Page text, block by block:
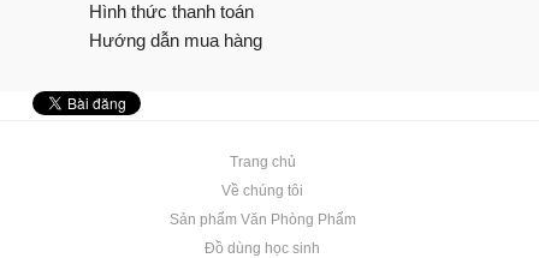
Hình thức thanh toán
Hướng dẫn mua hàng
Trang chủ
Về chúng tôi
Sản phẩm Văn Phòng Phẩm
Đồ dùng học sinh